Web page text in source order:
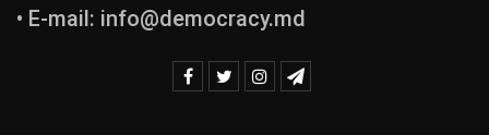
• E-mail: info@democracy.md